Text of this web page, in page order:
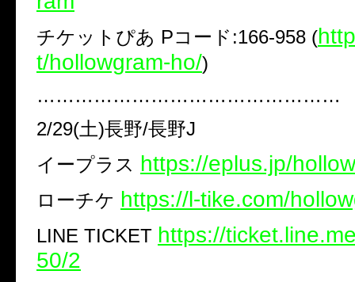
チケットぴあ Pコード:166-958 (
t/hollowgram-ho/​)
…………………………………………
2/29(土)長野/長野J
イープラス https://eplus.jp/
ローチケ https://l-tike.com/
LINE TICKET https://
50/2